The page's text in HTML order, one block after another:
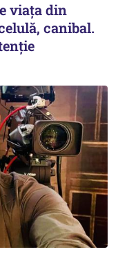
viața din
canibal.